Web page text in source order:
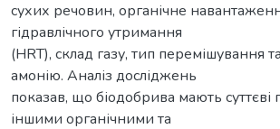
сухих речовин, органічне
гідравлічного утримання
(HRT), склад газу, тип перемішування
амонію. Аналіз досліджень
показав, що біодобрива мають
іншими органічними та